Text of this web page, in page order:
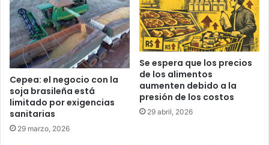
Cepea: el negocio con la
soja brasileña está
limitado por exigencias
sanitarias
29 marzo, 2026
Se espera que los precios
de los alimentos
aumenten debido a la
presión de los costos
29 abril, 2026